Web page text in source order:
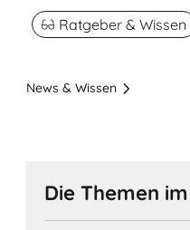
Ratgeber & Wissen
News & Wissen
Die Themen